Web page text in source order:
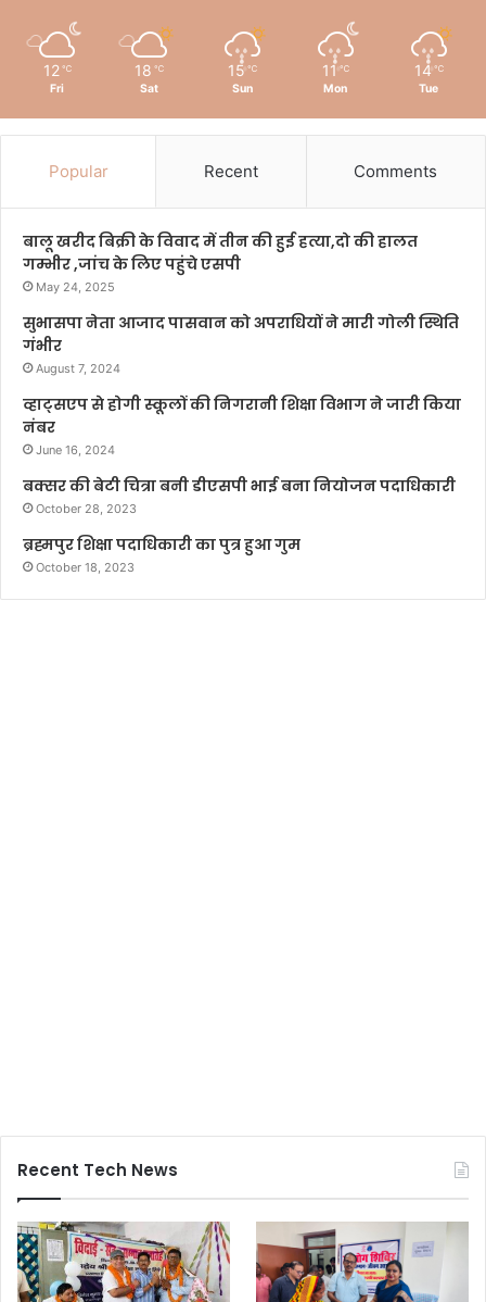
12 ℃
Fri
18 ℃
Sat
15 ℃
Sun
11 ℃
Mon
14 ℃
Tue
Popular Recent Comments
बालू खरीद बिक्री के विवाद में तीन की हुई हत्या,दो की हालत
गम्भीर ,जांच के लिए पहुंचे एसपी
May 24, 2025
सुभासपा नेता आजाद पासवान को अपराधियों ने मारी गोली स्थिति
गंभीर
August 7, 2024
व्हाट्सएप से होगी स्कूलों की निगरानी शिक्षा विभाग ने जारी किया
नंबर
June 16, 2024
बक्सर की बेटी चित्रा बनी डीएसपी भाई बना नियोजन पदाधिकारी
October 28, 2023
ब्रह्मपुर शिक्षा पदाधिकारी का पुत्र हुआ गुम
October 18, 2023
Recent Tech News